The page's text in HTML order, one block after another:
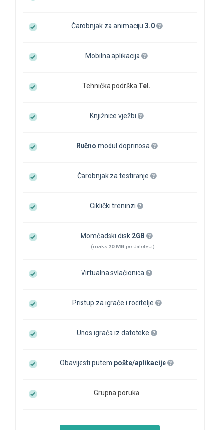
Čarobnjak za animaciju 3.0
Mobilna aplikacija
Tehnička podrška Tel.
Knjižnice vježbi
Ručno modul doprinosa
Čarobnjak za testiranje
Ciklički treninzi
Momčadski disk 2GB
(maks 20 MBpo datoteci)
Virtualna svlačionica
Pristup za igrače i roditelje
Unos igrača iz datoteke
Obavijesti putem pošte/aplikacije
Grupna poruka